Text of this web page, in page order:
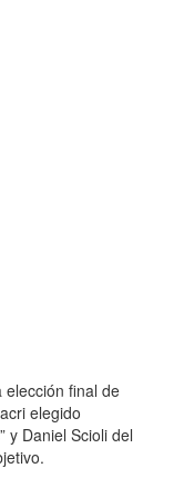
elección final de
elegido
y Daniel Scioli del